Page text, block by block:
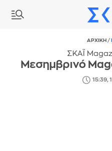
ΑΡΧΙΚΗ /
ΣΚΑΪ
Μεσημβρινό
15:39,